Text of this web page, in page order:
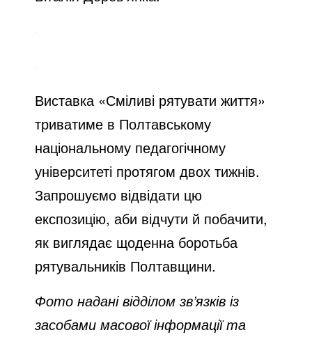
Виставка «Сміливі рятувати життя»
триватиме в Полтавському
національному педагогічному
університеті протягом двох тижнів.
Запрошуємо відвідати цю
експозицію, аби відчути й побачити,
як виглядає щоденна боротьба
рятувальників Полтавщини.
Фото надані відділом зв’язків із
засобами масової інформації та